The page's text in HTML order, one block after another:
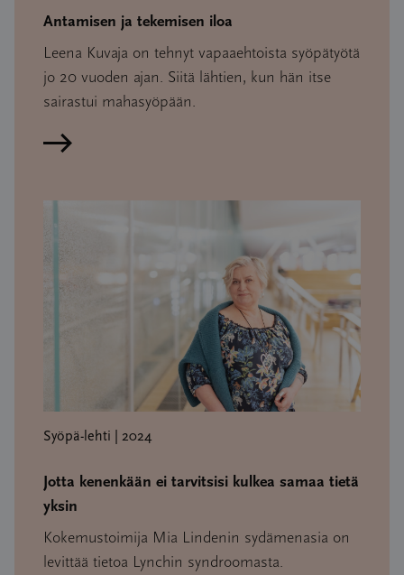
Antamisen ja tekemisen iloa
Leena Kuvaja on tehnyt vapaaehtoista syöpätyötä
jo 20 vuoden ajan. Siitä lähtien, kun hän itse
sairastui mahasyöpään.
Lue artikkeli
Syöpä-lehti | 2024
Jotta kenenkään ei tarvitsisi kulkea samaa tietä
yksin
Kokemustoimija Mia Lindenin sydämenasia on
levittää tietoa Lynchin syndroomasta.